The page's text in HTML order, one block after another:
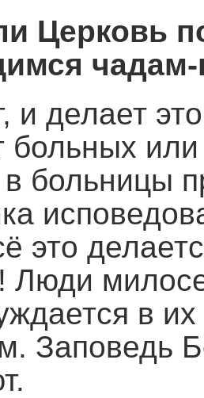
Церковь
и делает
больных
в больницы
это
Люди
в
Заповедь